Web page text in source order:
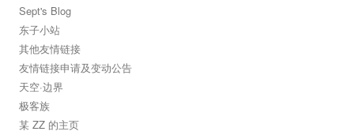
Sept's Blog
东子小站
其他友情链接
友情链接申请及变动公告
天空·边界
极客族
某 ZZ 的主页